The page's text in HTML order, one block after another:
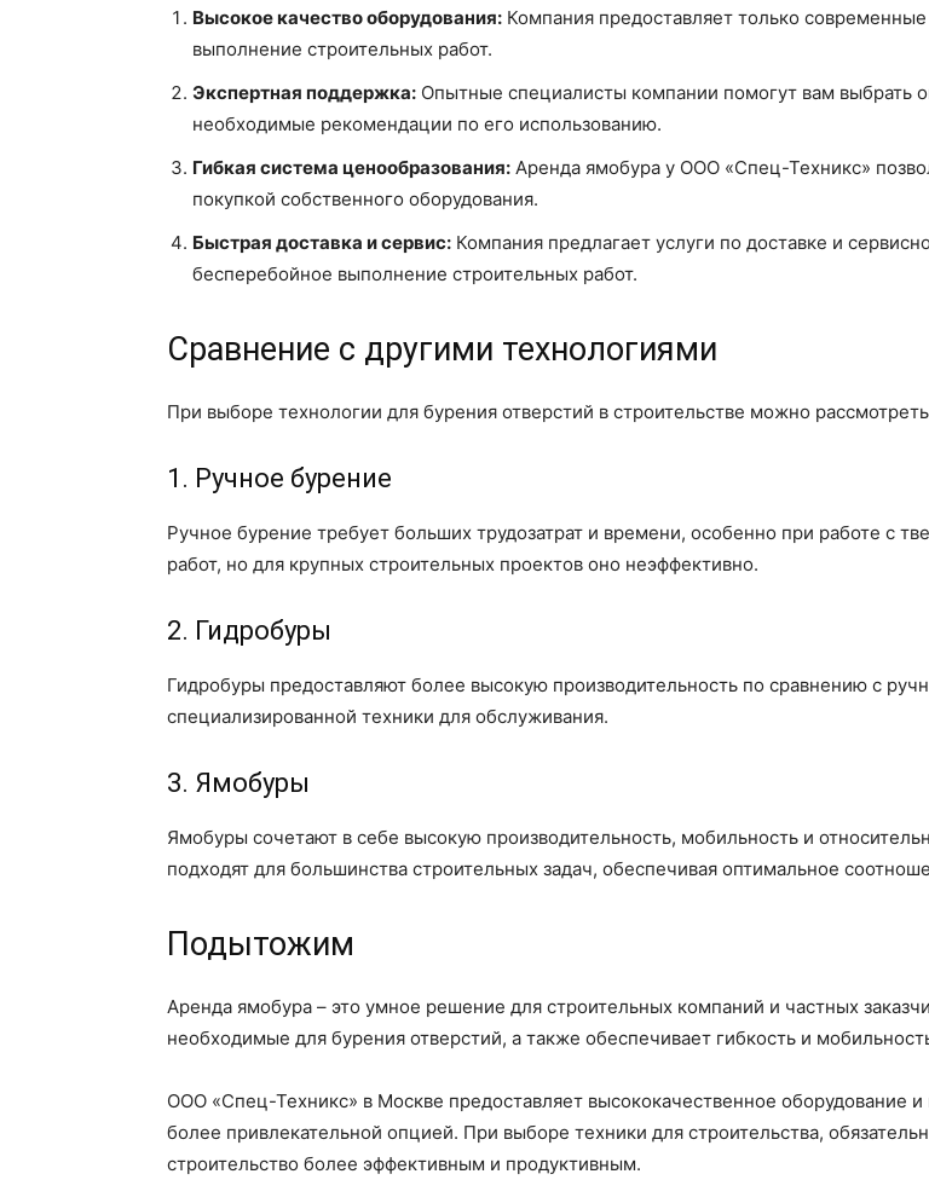
Высокое качество оборудования: Компания предоставляет только
выполнение строительных работ.
Экспертная поддержка: Опытные специалисты компании помогут вам выбрать
необходимые рекомендации по его использованию.
Гибкая система ценообразования: Аренда ямобура у ООО «Спец-Техникс»
покупкой собственного оборудования.
Быстрая доставка и сервис: Компания предлагает услуги по доставке и
бесперебойное выполнение строительных работ.
Сравнение с другими технологиями
При выборе технологии для бурения отверстий в строительстве можно
1. Ручное бурение
Ручное бурение требует больших трудозатрат и времени, особенно при работе с
работ, но для крупных строительных проектов оно неэффективно.
2. Гидробуры
Гидробуры предоставляют более высокую производительность по сравнению с
специализированной техники для обслуживания.
3. Ямобуры
Ямобуры сочетают в себе высокую производительность, мобильность и
подходят для большинства строительных задач, обеспечивая оптимальное
Подытожим
Аренда ямобура – это умное решение для строительных компаний и частных
необходимые для бурения отверстий, а также обеспечивает гибкость и
ООО «Спец-Техникс» в Москве предоставляет высококачественное оборудование
более привлекательной опцией. При выборе техники для строительства,
строительство более эффективным и продуктивным.